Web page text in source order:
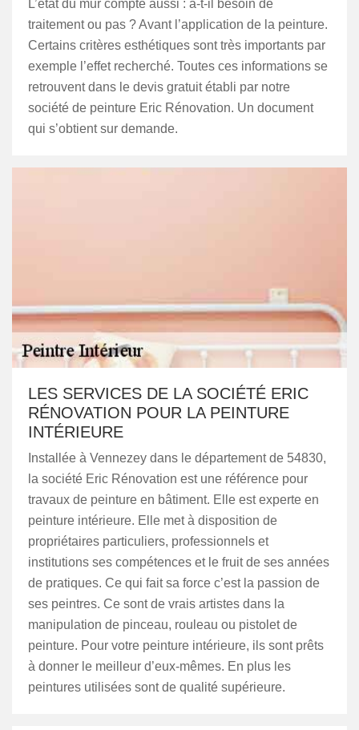
L’état du mur compte aussi : a-t-il besoin de
traitement ou pas ? Avant l’application de la peinture.
Certains critères esthétiques sont très importants par
exemple l’effet recherché. Toutes ces informations se
retrouvent dans le devis gratuit établi par notre
société de peinture Eric Rénovation. Un document
qui s’obtient sur demande.
LES SERVICES DE LA SOCIÉTÉ ERIC
RÉNOVATION POUR LA PEINTURE
INTÉRIEURE
Installée à Vennezey dans le département de 54830,
la société Eric Rénovation est une référence pour
travaux de peinture en bâtiment. Elle est experte en
peinture intérieure. Elle met à disposition de
propriétaires particuliers, professionnels et
institutions ses compétences et le fruit de ses années
de pratiques. Ce qui fait sa force c’est la passion de
ses peintres. Ce sont de vrais artistes dans la
manipulation de pinceau, rouleau ou pistolet de
peinture. Pour votre peinture intérieure, ils sont prêts
à donner le meilleur d’eux-mêmes. En plus les
peintures utilisées sont de qualité supérieure.